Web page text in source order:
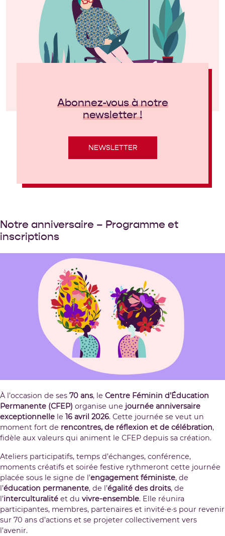
Abonnez-vous à notre
newsletter !
NEWSLETTER
Notre anniversaire – Programme et
inscriptions
À l’occasion de ses 70 ans, le Centre Féminin d’Éducation
Permanente (CFEP) organise une journée anniversaire
exceptionnelle le 16 avril 2026. Cette journée se veut un
moment fort de rencontres, de réflexion et de célébration,
fidèle aux valeurs qui animent le CFEP depuis sa création.
Ateliers participatifs, temps d’échanges, conférence,
moments créatifs et soirée festive rythmeront cette journée
placée sous le signe de l’engagement féministe, de
l’éducation permanente, de l’égalité des droits, de
l’interculturalité et du vivre-ensemble. Elle réunira
participantes, membres, partenaires et invité·e·s pour revenir
sur 70 ans d’actions et se projeter collectivement vers
l’avenir.